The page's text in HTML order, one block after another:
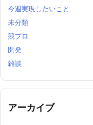
今週実現したいこと
未分類
競プロ
開発
雑談
アーカイブ